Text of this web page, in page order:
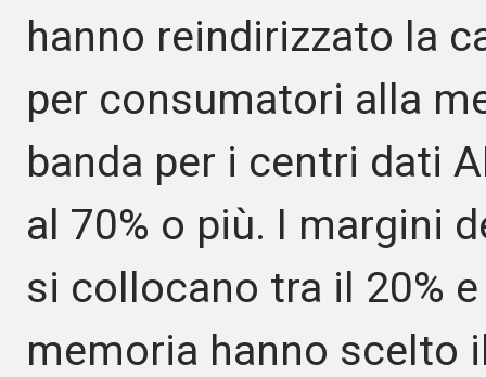
hanno reindirizzato la
per consumatori alla
banda per i centri dati
al 70% o più. I margini
si collocano tra il 20%
memoria hanno scelto